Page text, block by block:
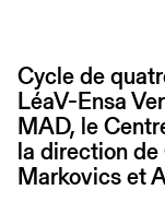
FR/EN
Cycle de
LéaV-Ensa
MAD, le
la direction
Markovics et